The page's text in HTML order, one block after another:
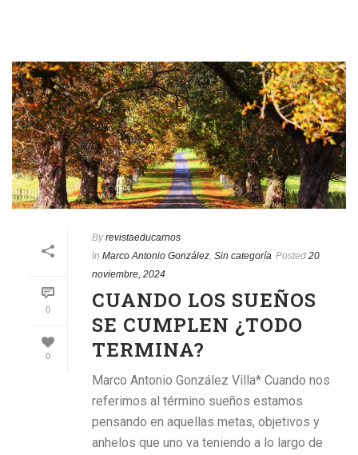
0
0
By revistaeducarnos
In Marco Antonio González, Sin categoría Posted 20
noviembre, 2024
CUANDO LOS SUEÑOS
SE CUMPLEN ¿TODO
TERMINA?
Marco Antonio González Villa* Cuando nos
referimos al término sueños estamos
pensando en aquellas metas, objetivos y
anhelos que uno va teniendo a lo largo de